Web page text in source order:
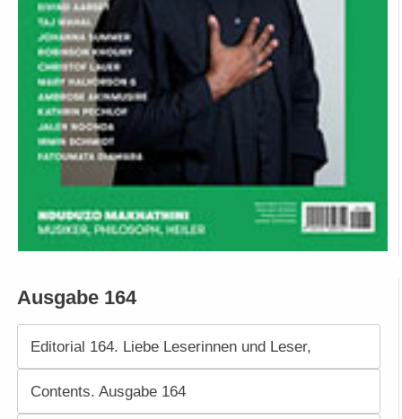
Ausgabe 164
Editorial 164. Liebe Leserinnen und Leser,
Contents. Ausgabe 164